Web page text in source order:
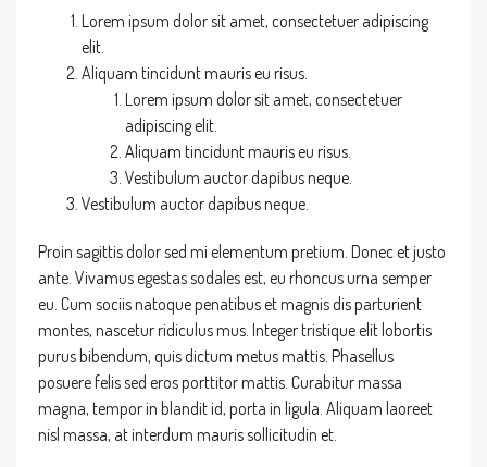
Lorem ipsum dolor sit amet, consectetuer adipiscing
elit.
Aliquam tincidunt mauris eu risus.
Lorem ipsum dolor sit amet, consectetuer
adipiscing elit.
Aliquam tincidunt mauris eu risus.
Vestibulum auctor dapibus neque.
Vestibulum auctor dapibus neque.
Proin sagittis dolor sed mi elementum pretium. Donec et justo
ante. Vivamus egestas sodales est, eu rhoncus urna semper
eu. Cum sociis natoque penatibus et magnis dis parturient
montes, nascetur ridiculus mus. Integer tristique elit lobortis
purus bibendum, quis dictum metus mattis. Phasellus
posuere felis sed eros porttitor mattis. Curabitur massa
magna, tempor in blandit id, porta in ligula. Aliquam laoreet
nisl massa, at interdum mauris sollicitudin et.